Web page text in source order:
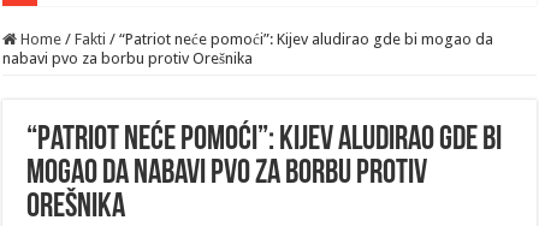
Home / Fakti / “Patriot neće pomoći”: Kijev aludirao gde bi mogao da
nabavi pvo za borbu protiv Orešnika
“Patriot neće pomoći”: Kijev aludirao gde bi
mogao da nabavi pvo za borbu protiv
Orešnika